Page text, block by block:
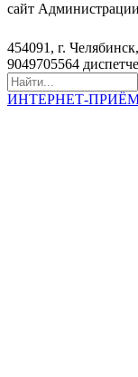
сайт
454091, г.
9049705564
ИНТЕРНЕТ-